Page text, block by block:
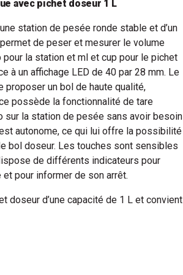
avec pichet doseur 1 L
station de pesée ronde stable et d’un
de peser et mesurer le volume
la station et ml et cup pour le pichet
à un affichage LED de 40 par 28 mm. Le
proposer un bol de haute qualité,
possède la fonctionnalité de tare
sur la station de pesée sans avoir besoin
autonome, ce qui lui offre la possibilité
bol doseur. Les touches sont sensibles
de différents indicateurs pour
pour informer de son arrêt.
doseur d’une capacité de 1 L et convient